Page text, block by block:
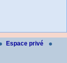
Espace privé